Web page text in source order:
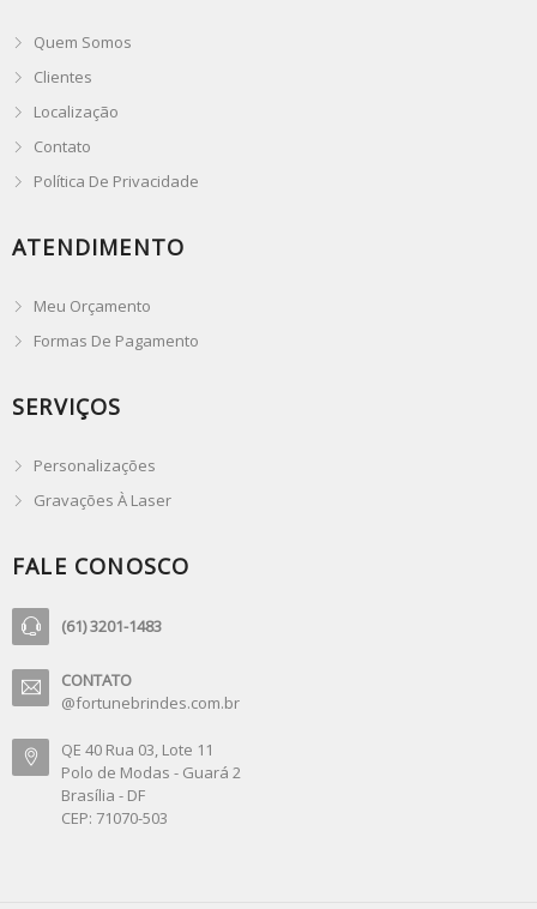
Quem Somos
Clientes
Localização
Contato
Política De Privacidade
ATENDIMENTO
Meu Orçamento
Formas De Pagamento
SERVIÇOS
Personalizações
Gravações À Laser
FALE CONOSCO
(61) 3201-1483
CONTATO
@fortunebrindes.com.br
QE 40 Rua 03, Lote 11
Polo de Modas - Guará 2
Brasília - DF
CEP: 71070-503